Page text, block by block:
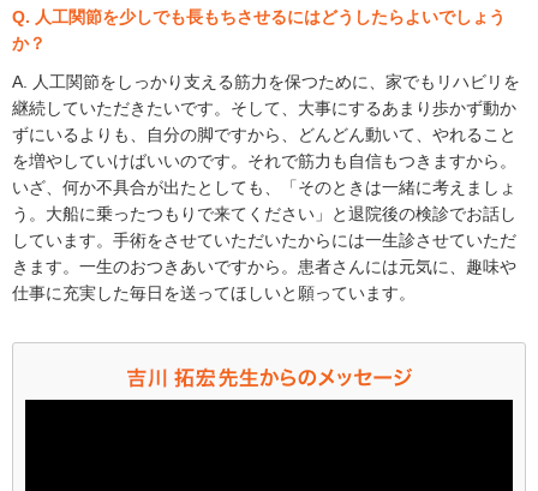
Q. 人工関節を少しでも長もちさせるにはどうしたらよいでしょう
か？
A. 人工関節をしっかり支える筋力を保つために、家でもリハビリを
継続していただきたいです。そして、大事にするあまり歩かず動か
ずにいるよりも、自分の脚ですから、どんどん動いて、やれること
を増やしていけばいいのです。それで筋力も自信もつきますから。
いざ、何か不具合が出たとしても、「そのときは一緒に考えましょ
う。大船に乗ったつもりで来てください」と退院後の検診でお話し
しています。手術をさせていただいたからには一生診させていただ
きます。一生のおつきあいですから。患者さんには元気に、趣味や
仕事に充実した毎日を送ってほしいと願っています。